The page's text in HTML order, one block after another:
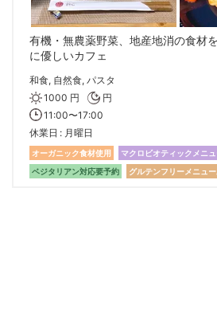
有機・無農薬野菜、地産地消の食材
に優しいカフェ
和食, 自然食, パスタ
1000 円
円
11:00〜17:00
休業日
月曜日
オーガニック食材使用 マクロビオティックメニュ
ベジタリアン対応要予約
グルテンフリーメニュー